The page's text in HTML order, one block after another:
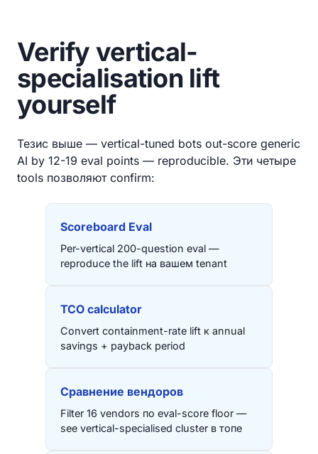
Verify vertical-
specialisation lift
yourself
Тезис выше — vertical-tuned bots out-score generic
AI by 12-19 eval points — reproducible. Эти четыре
tools позволяют confirm:
Scoreboard Eval
Per-vertical 200-question eval —
reproduce the lift на вашем tenant
TCO calculator
Convert containment-rate lift к annual
savings + payback period
Сравнение вендоров
Filter 16 vendors по eval-score floor —
see vertical-specialised cluster в топе